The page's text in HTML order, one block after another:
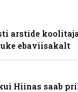
arstide
ebaviisakalt
Hiinas saab